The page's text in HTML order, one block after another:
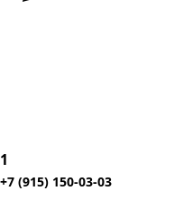
1
+7 (915) 150-03-03